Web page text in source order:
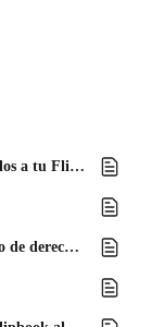
Crea hipervínculos en InDesign para importarlos a tu Flipbook
¿Cómo puedo mostrar mi Flipbook en formato de derecha a izquierda?